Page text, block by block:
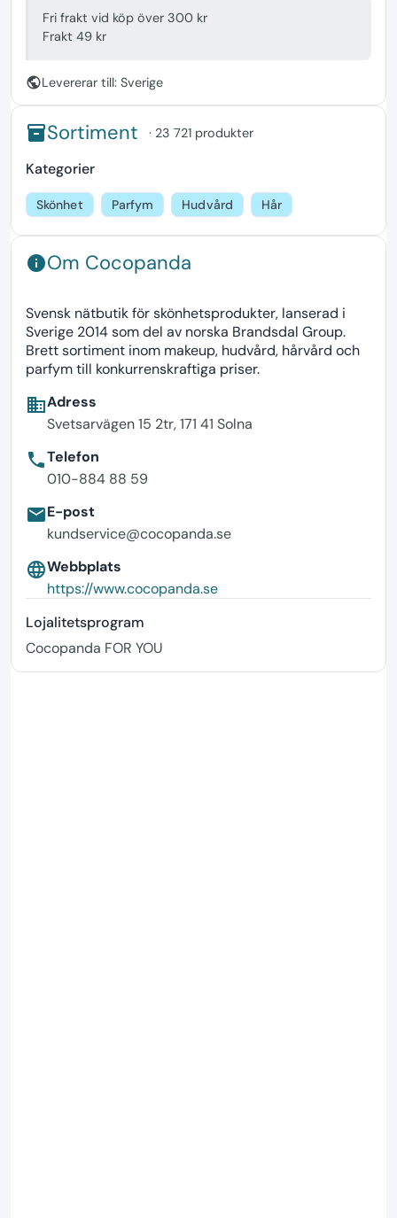
Fri frakt vid köp över 300 kr
Frakt 49 kr
publicLevererar till: Sverige
inventorySortiment · 23 721 produkter
Kategorier
Skönhet Parfym Hudvård Hår
infoOm Cocopanda
Svensk nätbutik för skönhetsprodukter, lanserad i
Sverige 2014 som del av norska Brandsdal Group.
Brett sortiment inom makeup, hudvård, hårvård och
parfym till konkurrenskraftiga priser.
businessAdress
Svetsarvägen 15 2tr, 171 41 Solna
phoneTelefon
010-884 88 59
emailE-post
kundservice@cocopanda.se
languageWebbplats
https://www.cocopanda.se
Lojalitetsprogram
Cocopanda FOR YOU